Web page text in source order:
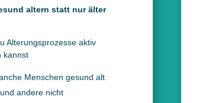
altern statt nur älter
Alterungsprozesse aktiv
kannst
Menschen gesund alt
andere nicht